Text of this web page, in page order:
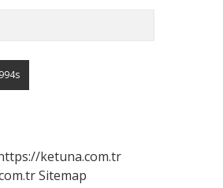
ketuna.com.tr
Sitemap